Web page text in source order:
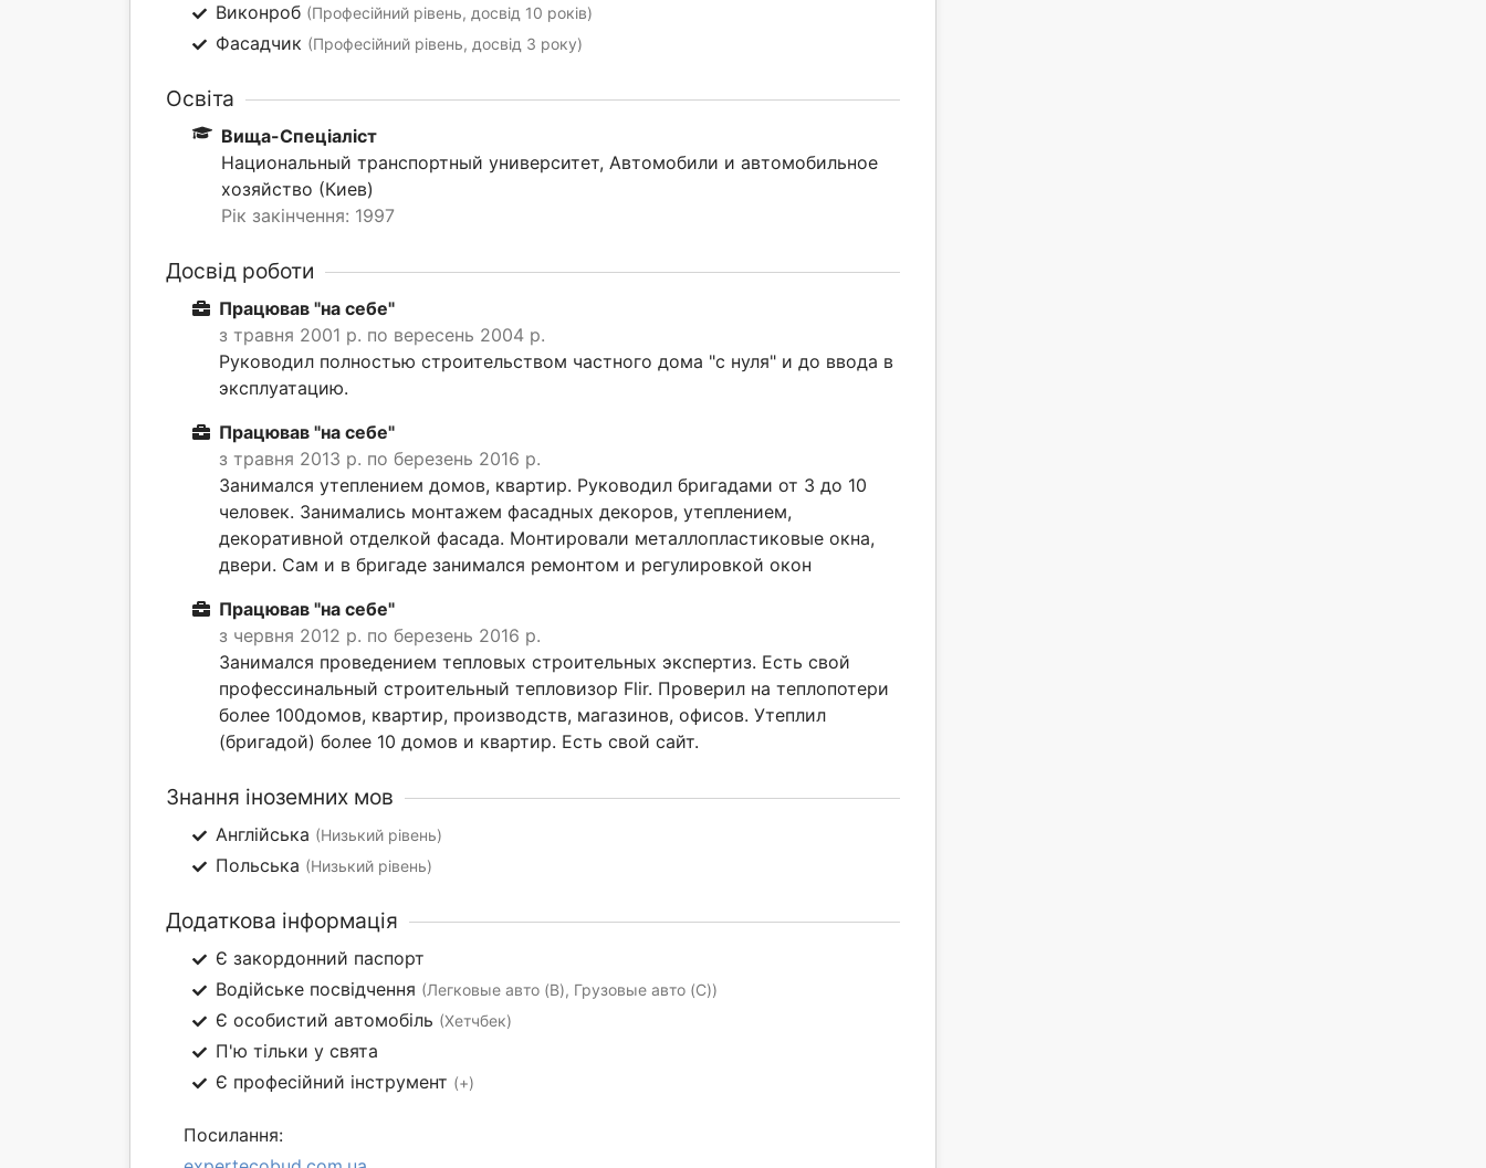
Виконроб (Професійний рівень, досвід 10 років)
Фасадчик (Професійний рівень, досвід 3 року)
Освіта
Вища-Спеціаліст
Национальный транспортный университет, Автомобили и автомобильное
хозяйство (Киев)
Рік закінчення: 1997
Досвід роботи
Працював "на себе"
з травня 2001 р. по вересень 2004 р.
Руководил полностью строительством частного дома "с нуля" и до ввода в
эксплуатацию.
Працював "на себе"
з травня 2013 р. по березень 2016 р.
Занимался утеплением домов, квартир. Руководил бригадами от 3 до 10
человек. Занимались монтажем фасадных декоров, утеплением,
декоративной отделкой фасада. Монтировали металлопластиковые окна,
двери. Сам и в бригаде занимался ремонтом и регулировкой окон
Працював "на себе"
з червня 2012 р. по березень 2016 р.
Занимался проведением тепловых строительных экспертиз. Есть свой
профессинальный строительный тепловизор Flir. Проверил на теплопотери
более 100домов, квартир, производств, магазинов, офисов. Утеплил
(бригадой) более 10 домов и квартир. Есть свой сайт.
Знання іноземних мов
Англійська (Низький рівень)
Польська (Низький рівень)
Додаткова інформація
Є закордонний паспорт
Водійське посвідчення (Легковые авто (B), Грузовые авто (C))
Є особистий автомобіль (Хетчбек)
П'ю тільки у свята
Є професійний інструмент (+)
Посилання: